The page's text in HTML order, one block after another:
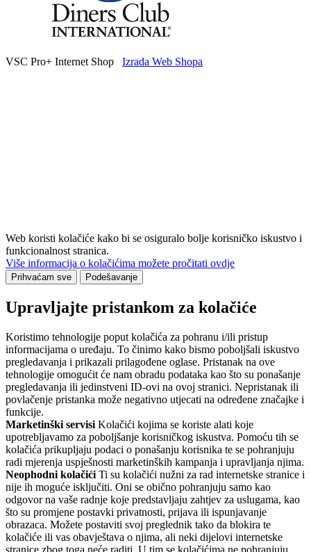
VSC Pro+ Internet Shop Izrada Web Shopa
Web koristi kolačiće kako bi se osiguralo bolje korisničko iskustvo i
funkcionalnost stranica.
Više informacija o kolačićima možete pročitati ovdje
Prihvaćam sve Podešavanje
Upravljajte pristankom za kolačiće
Koristimo tehnologije poput kolačića za pohranu i/ili pristup
informacijama o uređaju. To činimo kako bismo poboljšali iskustvo
pregledavanja i prikazali prilagođene oglase. Pristanak na ove
tehnologije omogućit će nam obradu podataka kao što su ponašanje
pregledavanja ili jedinstveni ID-ovi na ovoj stranici. Nepristanak ili
povlačenje pristanka može negativno utjecati na određene značajke i
funkcije.
Marketinški servisi Kolačići kojima se koriste alati koje
upotrebljavamo za poboljšanje korisničkog iskustva. Pomoću tih se
kolačića prikupljaju podaci o ponašanju korisnika te se pohranjuju
radi mjerenja uspješnosti marketinških kampanja i upravljanja njima.
Neophodni kolačići Ti su kolačići nužni za rad internetske stranice i
nije ih moguće isključiti. Oni se obično pohranjuju samo kao
odgovor na vaše radnje koje predstavljaju zahtjev za uslugama, kao
što su promjene postavki privatnosti, prijava ili ispunjavanje
obrazaca. Možete postaviti svoj preglednik tako da blokira te
kolačiće ili vas obavještava o njima, ali neki dijelovi internetske